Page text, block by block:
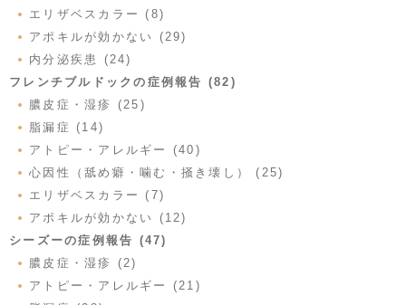
エリザベスカラー (8)
アポキルが効かない (29)
内分泌疾患 (24)
フレンチブルドックの症例報告 (82)
膿皮症・湿疹 (25)
脂漏症 (14)
アトピー・アレルギー (40)
心因性（舐め癖・噛む・掻き壊し） (25)
エリザベスカラー (7)
アポキルが効かない (12)
シーズーの症例報告 (47)
膿皮症・湿疹 (2)
アトピー・アレルギー (21)